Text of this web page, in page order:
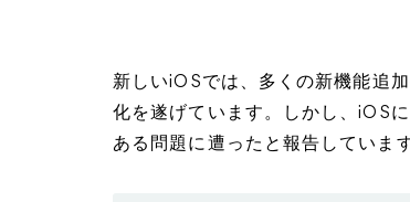
新しいiOSでは、多くの新機能追
化を遂げています。しかし、iOS
ある問題に遭ったと報告していま